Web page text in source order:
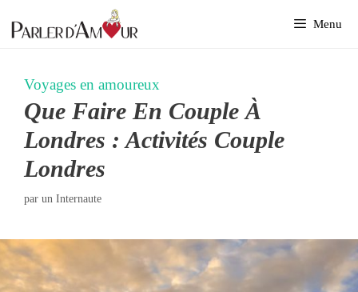
au
Menu
Voyages en amoureux
Que Faire En Couple À
Londres : Activités Couple
Londres
par un Internaute